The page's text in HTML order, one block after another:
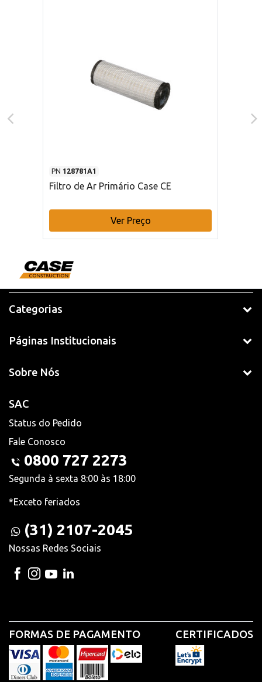
PN 128781A1
Filtro de Ar Primário Case CE
Ver Preço
Categorias
Páginas Institucionais
Sobre Nós
SAC
Status do Pedido
Fale Conosco
0800 727 2273
Segunda à sexta 8:00 às 18:00
*Exceto feriados
(31) 2107-2045
Nossas Redes Sociais
FORMAS DE PAGAMENTO CERTIFICADOS